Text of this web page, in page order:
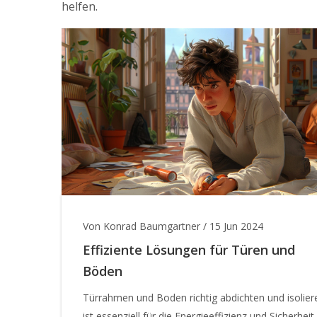
helfen.
Von Konrad Baumgartner / 15 Jun 2024
Effiziente Lösungen für Türen und
Böden
Türrahmen und Boden richtig abdichten und